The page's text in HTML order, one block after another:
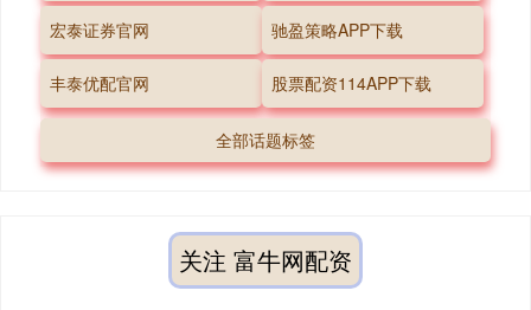
宏泰证券官网 驰盈策略APP下载
丰泰优配官网 股票配资114APP下载
全部话题标签
关注 富牛网配资